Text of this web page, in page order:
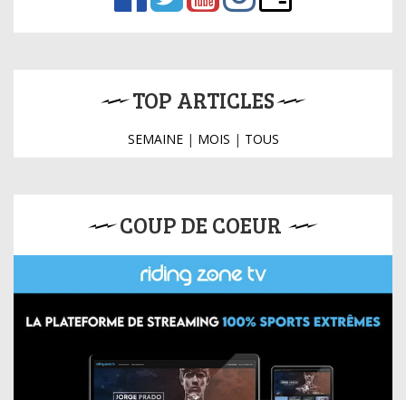
TOP ARTICLES
SEMAINE| MOIS | TOUS
COUP DE COEUR